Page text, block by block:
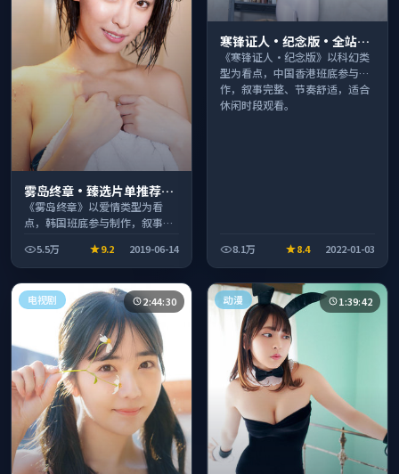
雾岛终章·臻选片单推荐画
质清晰观看流畅
《雾岛终章》以爱情类型为看
点，韩国班底参与制作，叙事完
看。5.5万 9.2 2019-06-14
寒锋证人·纪念版·全站高
分推荐节奏紧凑值得追看
《寒锋证人·纪念版》以科幻类
型为看点，中国香港班底参与制
作，叙事完整、节奏舒适，适合
休闲时段观看。
8.1万 8.4 2022-01-03
电视剧 2:44:30 动漫 1:39:42